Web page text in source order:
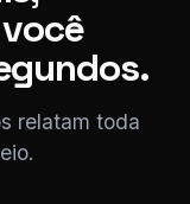
relatam toda